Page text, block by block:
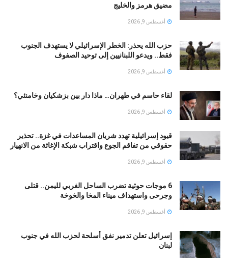
مضيق هرمز والخليج
أغسطس 9, 2026
حزب الله يحذر: الخطر الإسرائيلي لا يستهدف الجنوب
فقط.. ويدعو اللبنانيين إلى توحيد الصفوف
أغسطس 9, 2026
لقاء حاسم في طهران… ماذا دار بين بزشكيان وخامنئي؟
أغسطس 9, 2026
قيود إسرائيلية تهدد شريان المساعدات في غزة.. تحذير
حقوقي من تفاقم الجوع واقتراب شبكة الإغاثة من الانهيار
أغسطس 9, 2026
6 موجات حوثية تضرب الساحل الغربي لليمن.. قتلى
وجرحى واستهداف ميناء المخا والخوخة
أغسطس 9, 2026
إسرائيل تعلن تدمير نفق أسلحة لحزب الله في جنوب
لبنان